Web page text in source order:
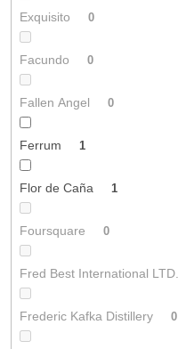
Exquisito 0
Facundo 0
Fallen Angel 0
Ferrum 1
Flor de Caña 1
Foursquare 0
Fred Best International LTD.
Frederic Kafka Distillery 0